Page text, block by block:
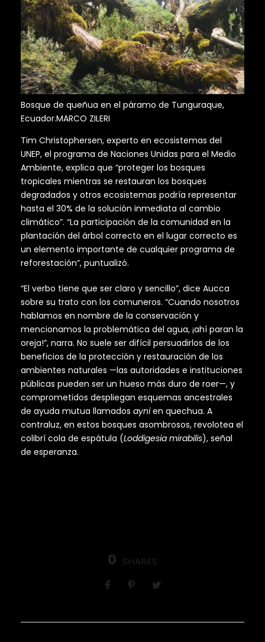
Bosque de queñua en el páramo de Tunguraque,
Ecuador.MARCO ZILERI
Tim Christophersen, experto en ecosistemas del
UNEP, el programa de Naciones Unidas para el Medio
Ambiente, explica que “proteger los bosques
tropicales mientras se restauran los bosques
degradados y otros ecosistemas podría representar
hasta el 30% de la solución inmediata al cambio
climático”. “La participación de la comunidad en la
plantación del árbol correcto en el lugar correcto es
un elemento importante de cualquier programa de
reforestación”, puntualizó.
“El verbo tiene que ser claro y sencillo”, dice Aucca
sobre su trato con los comuneros. “Cuando nosotros
hablamos en nombre de la conservación y
mencionamos la problemática del agua, ¡ahí paran la
oreja!”, narra. No suele ser difícil persuadirlos de los
beneficios de la protección y restauración de los
ambientes naturales —las autoridades e instituciones
públicas pueden ser un hueso más duro de roer—, y
comprometidos despliegan esquemas ancestrales
de ayuda mutua llamados aynien quechua. A
contraluz, en estos bosques asombrosos, revolotea el
colibrí cola de espátula (Loddigesia mirabilis), señal
de esperanza.
0 SHARES